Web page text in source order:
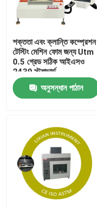
আমাদের সম্পর্কে
কারখানা ভ্রমণ
মান নিয়ন্ত্রণ
খবর
মামলা
ল্যাবরেটরি টেস্টিং মেশিন
শক্ততা এবং ক্লান্তি কম্প্রেশন
টেস্টিং মেশিন ফোম জন্য Utm
0.5 গ্রেড সঠিক আইএসও
2439 স্ট্যান্ডার্ড
অনুসন্ধান পাঠান